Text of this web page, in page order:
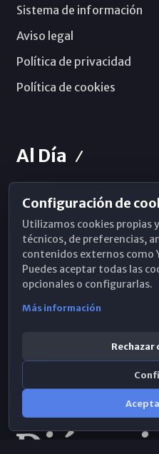
Sistema de información
Aviso legal
Política de privacidad
Política de cookies
Al Día
Horarios de Misa
Hemeroteca
WhatsApp
Configuración de
Utilizamos cookies propias
técnicos, de preferencias,
contenidos externos como
Puedes aceptar todas las
opcionales o configurarlas.
Más información
Rechazar